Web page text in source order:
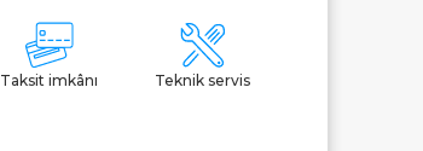
Taksit imkânı Teknik servis